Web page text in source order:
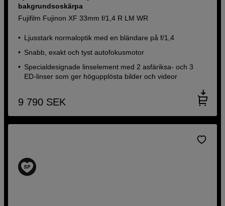
bakgrundsoskärpa
Fujifilm Fujinon XF 33mm f/1,4 R LM WR
Ljusstark normaloptik med en bländare på f/1,4
Snabb, exakt och tyst autofokusmotor
Specialdesignade linselement med 2 asfäriksa- och 3
ED-linser som ger högupplösta bilder och videor
9 790 SEK